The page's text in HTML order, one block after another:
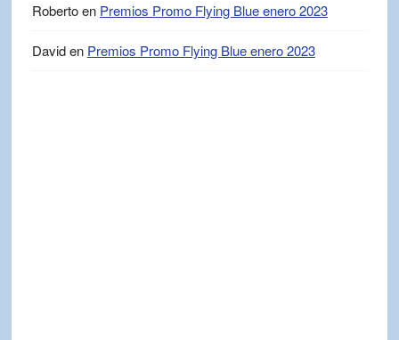
Robertoen Premios Promo Flying Blue enero 2023
Daviden Premios Promo Flying Blue enero 2023